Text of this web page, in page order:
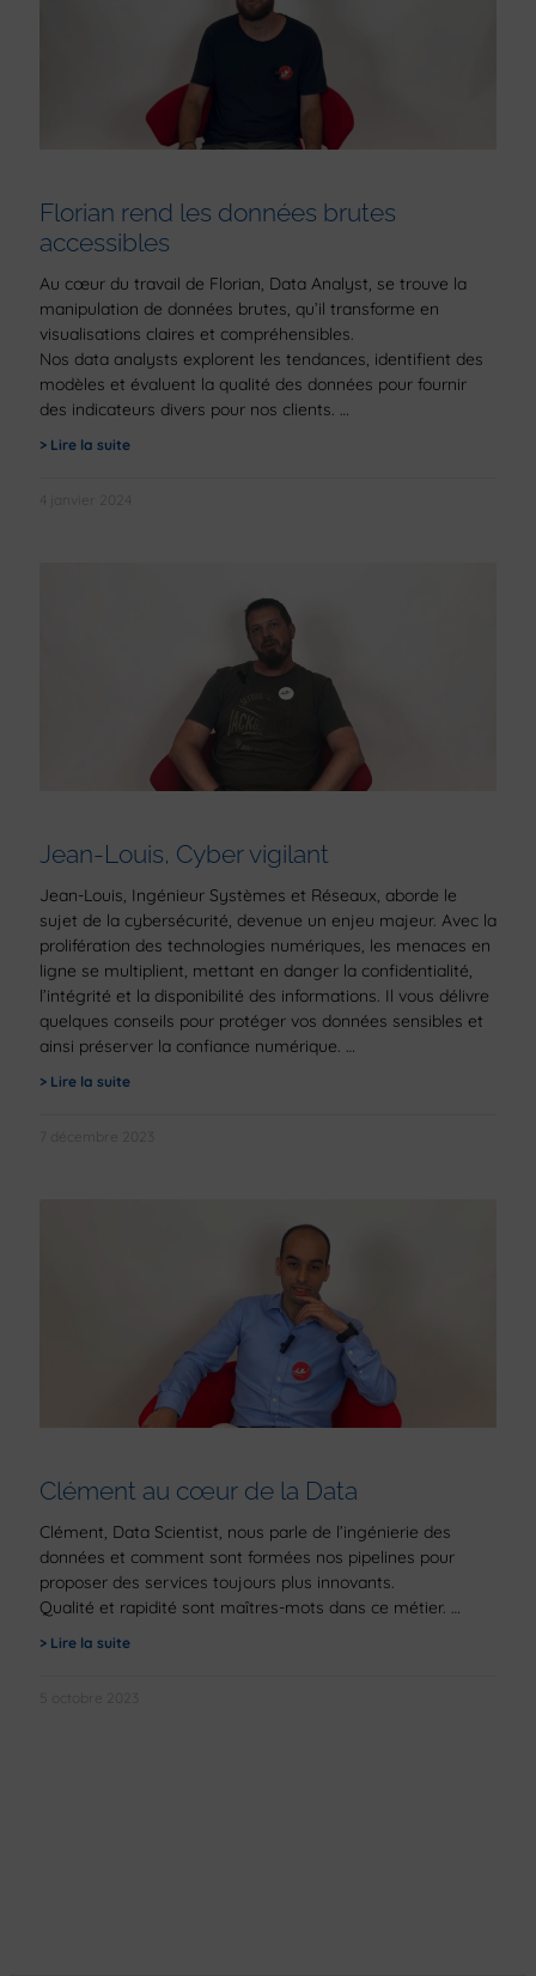
Florian rend les données brutes
accessibles
Au cœur du travail de Florian, Data Analyst, se trouve la
manipulation de données brutes, qu’il transforme en
visualisations claires et compréhensibles.
Nos data analysts explorent les tendances, identifient des
modèles et évaluent la qualité des données pour fournir
des indicateurs divers pour nos clients.
> Lire la suite
4 janvier 2024
Jean-Louis, Cyber vigilant
Jean-Louis, Ingénieur Systèmes et Réseaux, aborde le
sujet de la cybersécurité, devenue un enjeu majeur. Avec la
prolifération des technologies numériques, les menaces en
ligne se multiplient, mettant en danger la confidentialité,
l’intégrité et la disponibilité des informations. Il vous délivre
quelques conseils pour protéger vos données sensibles et
ainsi préserver la confiance numérique.
> Lire la suite
7 décembre 2023
Clément au cœur de la Data
Clément, Data Scientist, nous parle de l’ingénierie des
données et comment sont formées nos pipelines pour
proposer des services toujours plus innovants.
Qualité et rapidité sont maîtres-mots dans ce métier.
> Lire la suite
5 octobre 2023